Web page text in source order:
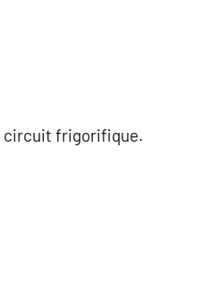
circuit frigorifique.